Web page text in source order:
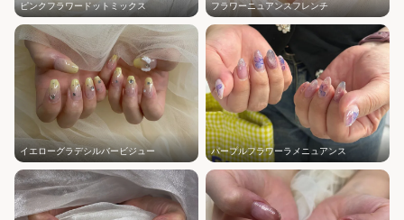
ピンクフラワードットミックス フラワーニュアンスフレンチ
イエローグラデシルバービジュー パープルフラワーラメニュアンス